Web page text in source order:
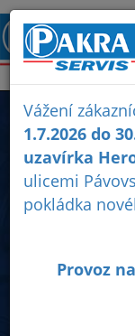
Servis a opravy
náhradních dílů
Vážení
1.7.2026 do
uzavírka
ulicemi
pokládka
Provoz